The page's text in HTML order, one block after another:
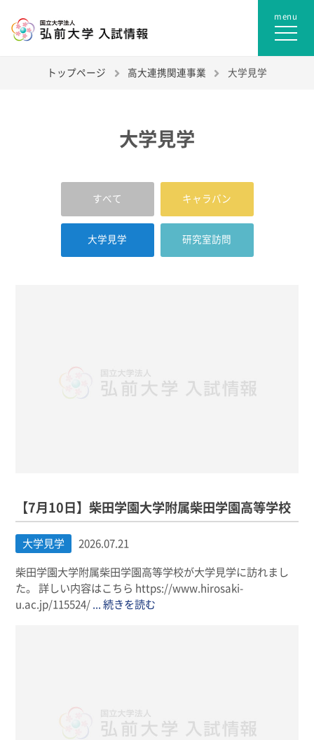
トップページ 高大連携関連事業 大学見学
大学見学
すべて キャラバン
大学見学 研究室訪問
【7月10日】柴田学園大学附属柴田学園高等学校
大学見学 2026.07.21
柴田学園大学附属柴田学園高等学校が大学見学に訪れまし
た。 詳しい内容はこちら https://www.hirosaki-
u.ac.jp/115524/
... 続きを読む